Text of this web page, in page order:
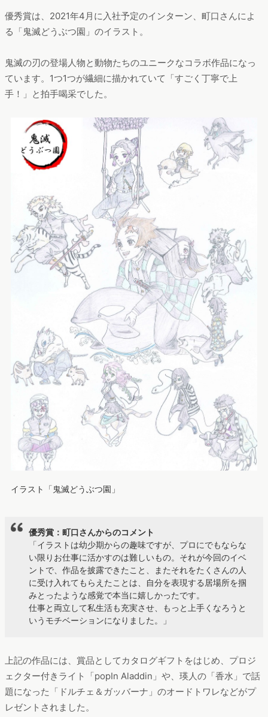
優秀賞は、2021年4月に入社予定のインターン、町口さんによ
る「鬼滅どうぶつ園」のイラスト。
鬼滅の刃の登場人物と動物たちのユニークなコラボ作品になっ
ています。1つ1つが繊細に描かれていて「すごく丁寧で上
手！」と拍手喝采でした。
イラスト「鬼滅どうぶつ園」
優秀賞：町口さんからのコメント
「イラストは幼少期からの趣味ですが、プロにでもならな
い限りお仕事に活かすのは難しいもの。それが今回のイベ
ントで、作品を披露できたこと、またそれをたくさんの人
に受け入れてもらえたことは、自分を表現する居場所を掴
みとったような感覚で本当に嬉しかったです。
仕事と両立して私生活も充実させ、もっと上手くなろうと
いうモチベーションになりました。」
上記の作品には、賞品としてカタログギフトをはじめ、プロジ
ェクター付きライト「popIn Aladdin」や、瑛人の「香水」で話
題になった「ドルチェ＆ガッバーナ」のオードトワレなどがプ
レゼントされました。